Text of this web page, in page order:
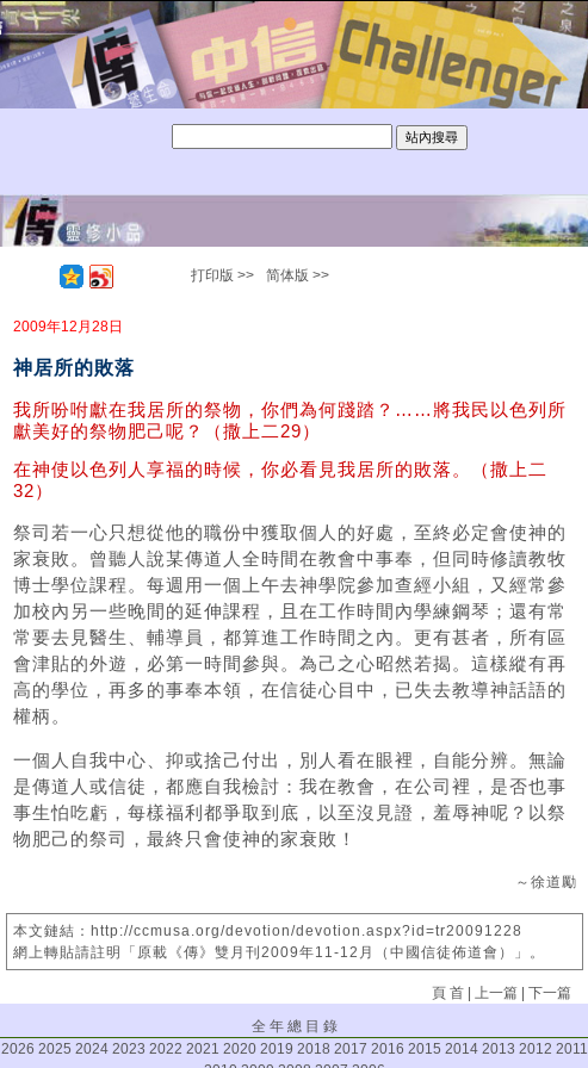
打印版 >> 简体版 >>
2009年12月28日
神居所的敗落
我所吩咐獻在我居所的祭物，你們為何踐踏？……將我民以色列所
獻美好的祭物肥己呢？（撒上二29）
在神使以色列人享福的時候，你必看見我居所的敗落。（撒上二
32）
祭司若一心只想從他的職份中獲取個人的好處，至終必定會使神的
家衰敗。曾聽人說某傳道人全時間在教會中事奉，但同時修讀教牧
博士學位課程。每週用一個上午去神學院參加查經小組，又經常參
加校內另一些晚間的延伸課程，且在工作時間內學練鋼琴；還有常
常要去見醫生、輔導員，都算進工作時間之內。更有甚者，所有區
會津貼的外遊，必第一時間參與。為己之心昭然若揭。這樣縱有再
高的學位，再多的事奉本領，在信徒心目中，已失去教導神話語的
權柄。
一個人自我中心、抑或捨己付出，別人看在眼裡，自能分辨。無論
是傳道人或信徒，都應自我檢討：我在教會，在公司裡，是否也事
事生怕吃虧，每樣福利都爭取到底，以至沒見證，羞辱神呢？以祭
物肥己的祭司，最終只會使神的家衰敗！
～徐道勵
本文鏈結：http://ccmusa.org/devotion/devotion.aspx?id=tr20091228
網上轉貼請註明「原載《傳》雙月刊2009年11-12月（中國信徒佈道會）」。
頁 首 |上一篇 |下一篇
全 年 總 目 錄
2026 2025 2024 2023 2022 2021 2020 2019 2018 2017 2016 2015 2014 2013 2012 2011